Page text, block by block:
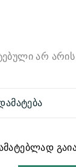
არ არის